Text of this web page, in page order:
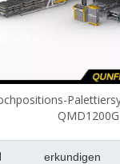
QMD1200G
erkundigen